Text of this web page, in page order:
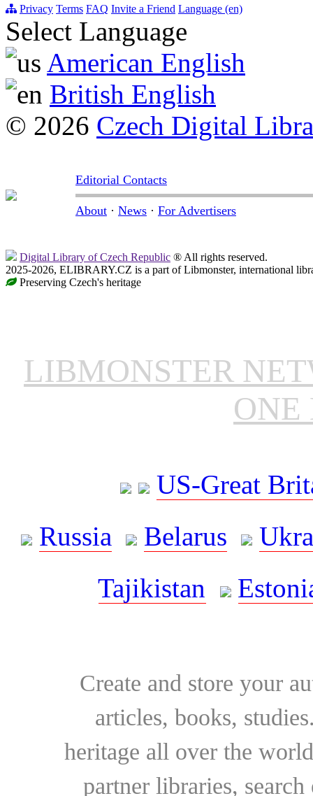
Privacy Terms FAQ Invite a Friend Language (en)
Select Language
American English
British English
© 2026 Czech Digital
Editorial Contacts
About · News · For Advertisers
Digital Library of Czech Republic ® All rights reserved.
2025-2026, ELIBRARY.CZ is a part of Libmonster, international
Preserving Czech's heritage
LIBMONSTER
ONE
US-Great
Russia
Belarus
Tajikistan
Create and store your
articles, books,
heritage all over the
partner libraries,